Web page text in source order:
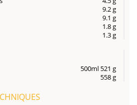
9.2 g
9.1 g
1.8 g
1.3 g
500ml 521 g
558 g